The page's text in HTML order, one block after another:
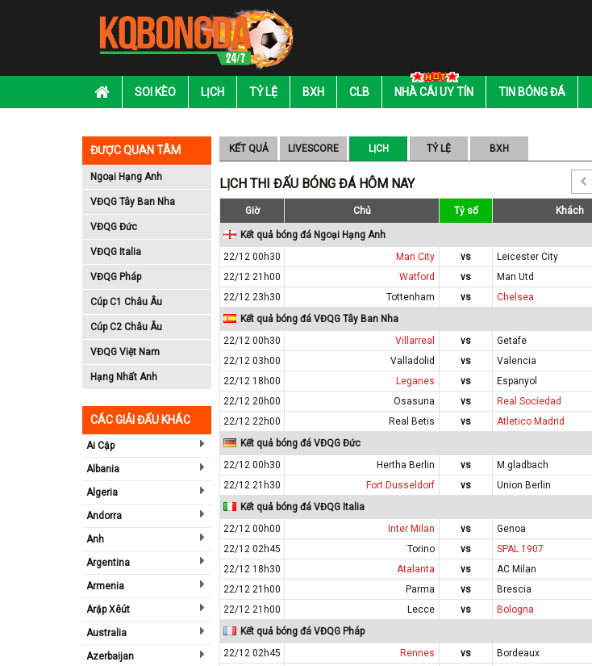
SOI KÈO LỊCH TỶ LỆ BXH CLB NHÀ CÁI UY TÍN TIN BÓNG ĐÁ
ĐƯỢC QUAN TÂM
Ngoại Hạng Anh
VĐQG Tây Ban Nha
VĐQG Đức
VĐQG Italia
VĐQG Pháp
Cúp C1 Châu Âu
Cúp C2 Châu Âu
VĐQG Việt Nam
Hạng Nhất Anh
CÁC GIẢI ĐẤU KHÁC
Ai Cập
Albania
Algeria
Andorra
Anh
Argentina
Armenia
Arập Xêút
Australia
Azerbaijan
KẾT QUẢ LIVESCORE LỊCH TỶ LỆ BXH
LỊCH THI ĐẤU BÓNG ĐÁ HÔM NAY
Giờ Chủ Tỷ số Khách
Kết quả bóng đá Ngoại Hạng Anh
22/12 00h30
Man City vs Leicester City
22/12 21h00
Watford vs Man Utd
22/12 23h30
Tottenham vs Chelsea
Kết quả bóng đá VĐQG Tây Ban Nha
22/12 00h30
Villarreal vs Getafe
22/12 03h00
Valladolid vs Valencia
22/12 18h00
Leganes vs Espanyol
22/12 20h00
Osasuna vs Real Sociedad
22/12 22h00
Real Betis vs Atletico Madrid
Kết quả bóng đá VĐQG Đức
22/12 00h30
Hertha Berlin vs M.gladbach
22/12 21h30
Fort.Dusseldorf vs Union Berlin
Kết quả bóng đá VĐQG Italia
22/12 00h00
Inter Milan vs Genoa
22/12 02h45
Torino vs SPAL 1907
22/12 18h30
Atalanta vs AC Milan
22/12 21h00
Parma vs Brescia
22/12 21h00
Lecce vs Bologna
Kết quả bóng đá VĐQG Pháp
22/12 02h45
Rennes vs Bordeaux